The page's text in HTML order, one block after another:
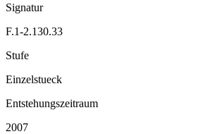
Signatur
F.1-2.130.33
Stufe
Einzelstueck
Entstehungszeitraum
2007